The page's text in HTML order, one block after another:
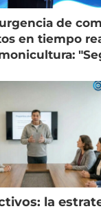
de
en tiempo
la